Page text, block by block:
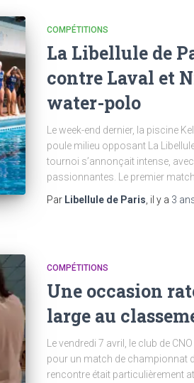
COMPÉTITIONS
La Libellule de
contre Laval et
water-polo
Le week-end dernier, la piscine
poule milieu opposant La
tournoi s’annonçait intense,
passionnantes. Le premier
Par Libellule de Paris , il y a 3
COMPÉTITIONS
Une occasion
large au
Le vendredi 7 avril, le club de
pour un match de championnat
rencontre était particulièrement